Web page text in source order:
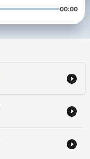
00:00